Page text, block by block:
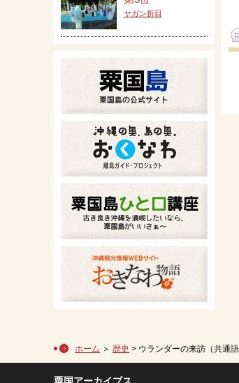
ヤガン折目
ホーム ＞ 歴史 > ウランダーの来訪（共通語